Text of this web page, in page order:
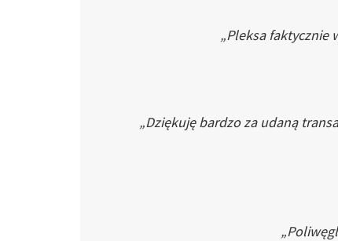
„Pleksa faktycznie
„Dziękuję bardzo za udaną